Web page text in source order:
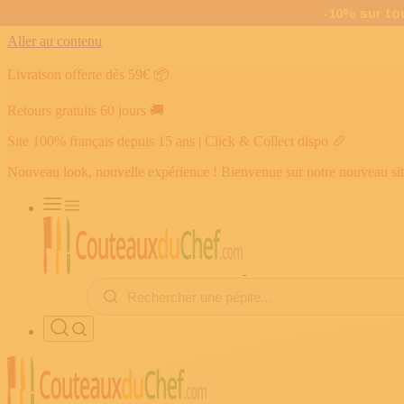
Aller au contenu
Livraison offerte dès 59€ 📦
Retours gratuits 60 jours 🚚
Site 100% français depuis 15 ans | Click & Collect dispo 🥖
Nouveau look, nouvelle expérience ! Bienvenue sur notre nouveau